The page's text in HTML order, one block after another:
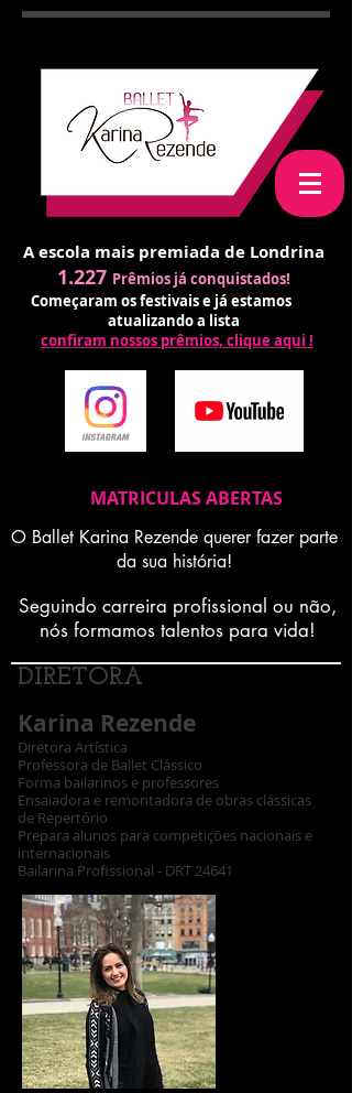
A escola mais premiada de Londrina
1.227 Prêmios já conquistados!
Começaram os festivais e já estamos
atualizando a lista
confiram nossos prêmios, clique aqui !
MATRICULAS ABERTAS
O Ballet Karina Rezende querer fazer parte
da sua história!
Seguindo carreira profissional ou não,
nós formamos talentos para vida!
DIRETORA
Karina Rezende
Diretora Artística
Professora de Ballet Clássico
Forma bailarinos e professores
Ensaiadora e remontadora de obras clássicas
de Repertório
Prepara alunos para competições nacionais e
internacionais
Bailarina Profissional - DRT 24641